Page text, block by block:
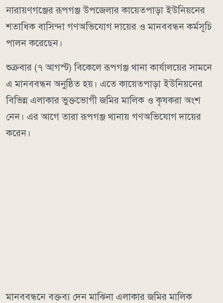
নারায়ণগঞ্জের রূপগঞ্জ উপজেলার কায়েতপাড়া ইউনিয়নের
শতাধিক বাসিন্দা গণঅভিযোগ দায়ের ও মানববন্ধন কর্মসূচি
পালন করেছেন।
শুক্রবার (৭ আগস্ট) বিকেলে রূপগঞ্জ থানা কার্যালয়ের সামনে
এ মানববন্ধন অনুষ্ঠিত হয়। এতে কায়েতপাড়া ইউনিয়নের
বিভিন্ন এলাকার ভুক্তভোগী জমির মালিক ও কৃষকরা অংশ
নেন। এর আগে তারা রূপগঞ্জ থানায় গণঅভিযোগ দায়ের
করেন।
মানববন্ধনে বক্তব্য দেন মাঝিনা এলাকার জমির মালিক